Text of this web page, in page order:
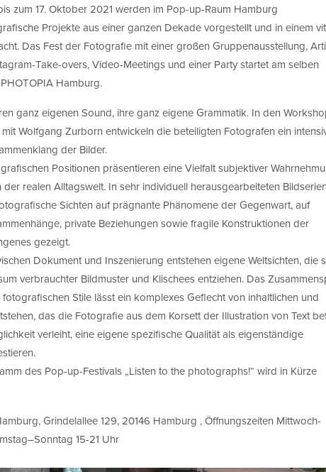
zum 17. Oktober 2021 werden im Pop-up-Raum Hamburg
Projekte aus einer ganzen Dekade vorgestellt und in einem
Das Fest der Fotografie mit einer großen Gruppenausstellung,
Take-overs, Video-Meetings und einer Party startet am selben
Hamburg.
ganz eigenen Sound, ihre ganz eigene Grammatik. In den
Wolfgang Zurborn entwickeln die beteiligten Fotografen ein
der Bilder.
Positionen präsentieren eine Vielfalt subjektiver
der realen Alltagswelt. In sehr individuell herausgearbeiteten Bildserien
Sichten auf prägnante Phänomene der Gegenwart, auf
private Beziehungen sowie fragile Konstruktionen der
gezeigt.
Dokument und Inszenierung entstehen eigene Weltsichten, die
verbrauchter Bildmuster und Klischees entziehen. Das
Stile lässt ein komplexes Geflecht von inhaltlichen und
das die Fotografie aus dem Korsett der Illustration von Text
verleiht, eine eigene spezifische Qualität als eigenständige
des Pop-up-Festivals „Listen to the photographs!“ wird in Kürze
Grindelallee 129, 20146 Hamburg , Öffnungszeiten Mittwoch-
15-21 Uhr